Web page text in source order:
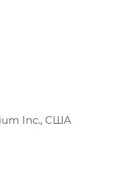
Inc., США